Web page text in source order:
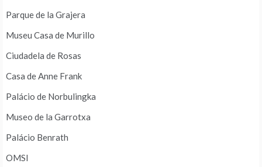
Parque de la Grajera
Museu Casa de Murillo
Ciudadela de Rosas
Casa de Anne Frank
Palácio de Norbulingka
Museo de la Garrotxa
Palácio Benrath
OMSI